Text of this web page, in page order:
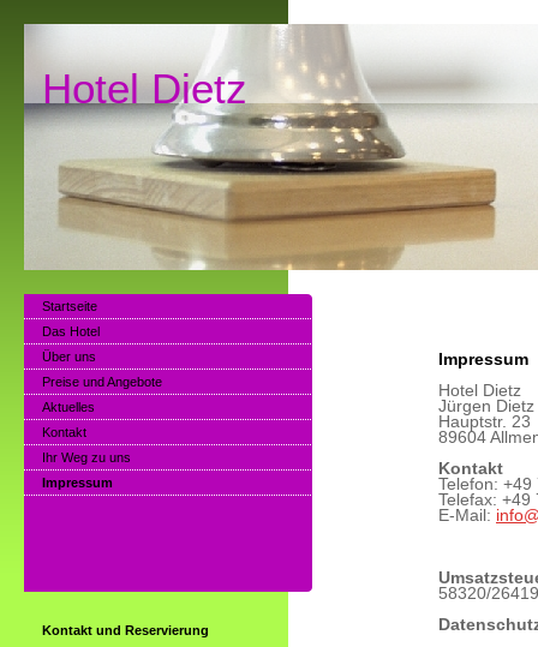
Hotel Dietz
Impressum
Hotel Dietz
Jürgen Dietz
Hauptstr. 23
89604
Kontakt
Telefon:
Telefax: +49
E-Mail:
58320/26419
Startseite
Das Hotel
Über uns
Preise und Angebote
Aktuelles
Kontakt
Ihr Weg zu uns
Impressum
Kontakt und Reservierung